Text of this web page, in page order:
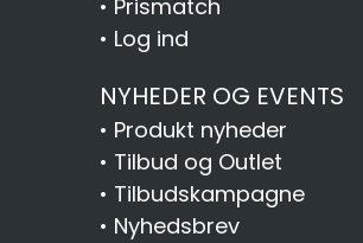
• Prismatch
• Log ind
NYHEDER OG EVENTS
• Produkt nyheder
• Tilbud og Outlet
• Tilbudskampagne
• Nyhedsbrev